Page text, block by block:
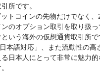
所です。
トコインの先物だけでなく
のオプション取引を取り扱
いう海外の仮想通貨取引所
本語対応」、また流動性の高
日本人にとって非常に魅力